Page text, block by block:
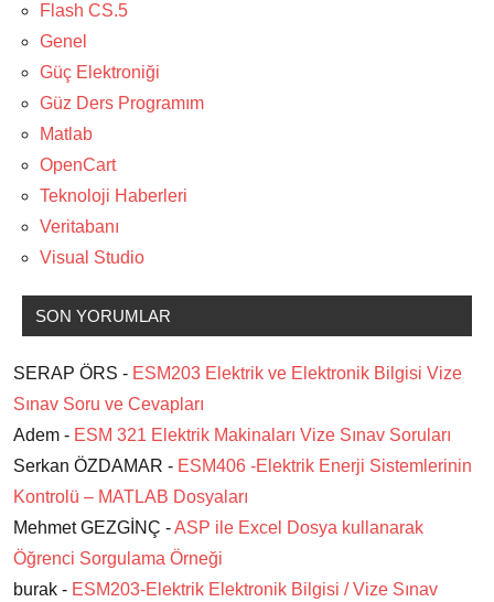
Flash CS.5
Genel
Güç Elektroniği
Güz Ders Programım
Matlab
OpenCart
Teknoloji Haberleri
Veritabanı
Visual Studio
SON YORUMLAR
SERAP ÖRS - ESM203 Elektrik ve Elektronik Bilgisi Vize
Sınav Soru ve Cevapları
Adem - ESM 321 Elektrik Makinaları Vize Sınav Soruları
Serkan ÖZDAMAR - ESM406 -Elektrik Enerji Sistemlerinin
Kontrolü – MATLAB Dosyaları
Mehmet GEZGİNÇ -ASP ile Excel Dosya kullanarak
Öğrenci Sorgulama Örneği
burak - ESM203-Elektrik Elektronik Bilgisi / Vize Sınav